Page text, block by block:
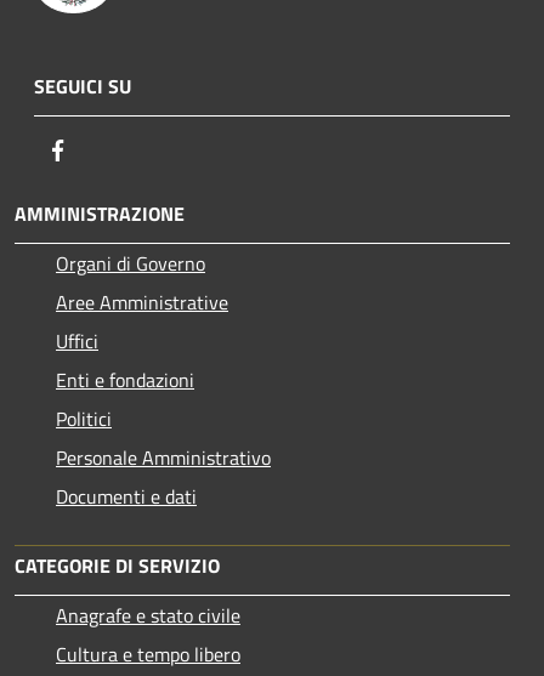
SEGUICI SU
AMMINISTRAZIONE
Organi di Governo
Aree Amministrative
Uffici
Enti e fondazioni
Politici
Personale Amministrativo
Documenti e dati
CATEGORIE DI SERVIZIO
Anagrafe e stato civile
Cultura e tempo libero